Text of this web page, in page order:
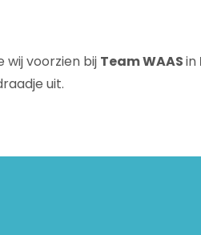
voorzien bij Team WAASin
uit.